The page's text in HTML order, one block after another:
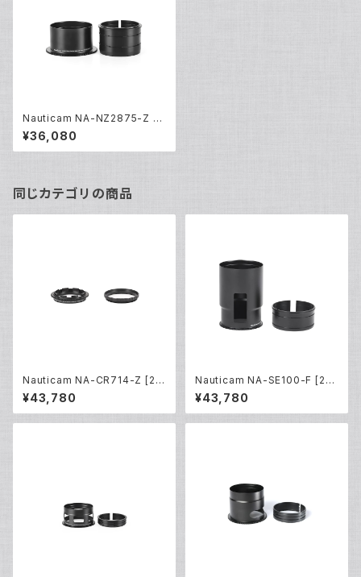
Nauticam NA-NZ2875-Z [2
1418]
¥36,080
同じカテゴリの商品
Nauticam NA-CR714-Z [21
812]
¥43,780
Nauticam NA-SE100-F [217
44]
¥43,780